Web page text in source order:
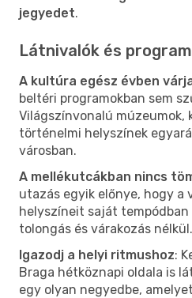
jegyedet.
Látnivalók és
A kultúra egész évben
beltéri programokban sem
Világszínvonalú múzeumok,
történelmi helyszínek
városban.
A mellékutcákban nincs
utazás egyik előnye, hogy a
helyszíneit saját
tolongás és várakozás nélkül.
Igazodj a helyi ritmushoz:
Braga hétköznapi oldala is
egy olyan negyedbe,